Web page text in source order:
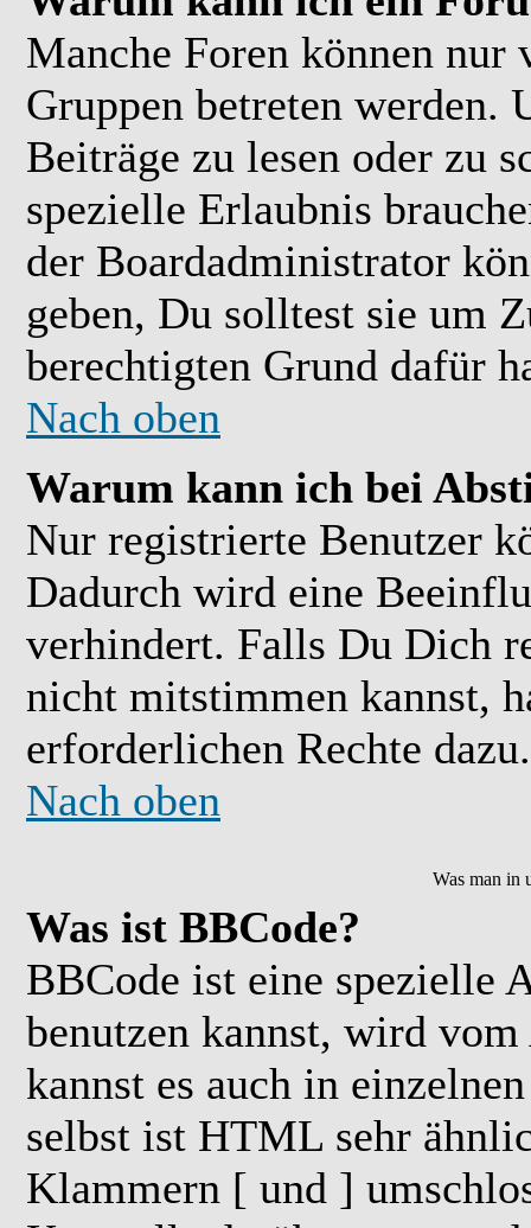
Manche Foren können nur
Gruppen betreten werden.
Beiträge zu lesen oder zu
spezielle Erlaubnis
der Boardadministrator
geben, Du solltest sie um
berechtigten Grund dafür
Nach oben
Warum kann ich bei
Nur registrierte Benutzer
Dadurch wird eine
verhindert. Falls Du Dich
nicht mitstimmen kannst,
erforderlichen Rechte dazu.
Nach oben
Was man in
Was ist BBCode?
BBCode ist eine spezielle
benutzen kannst, wird
kannst es auch in
selbst ist HTML sehr
Klammern [ und ]